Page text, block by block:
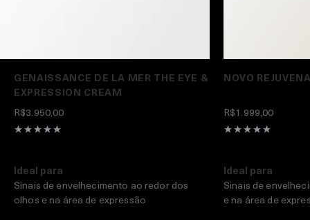
GENAISSANCE DE LA MER THE EYE &
EXPRESSION CREAM
R$3.950,00
Ideal para
Sinais de envelhecimento ao redor dos
olhos e na área de expressão
NOVO
R$1.999,00
Ideal para
Sinais de
e na área de